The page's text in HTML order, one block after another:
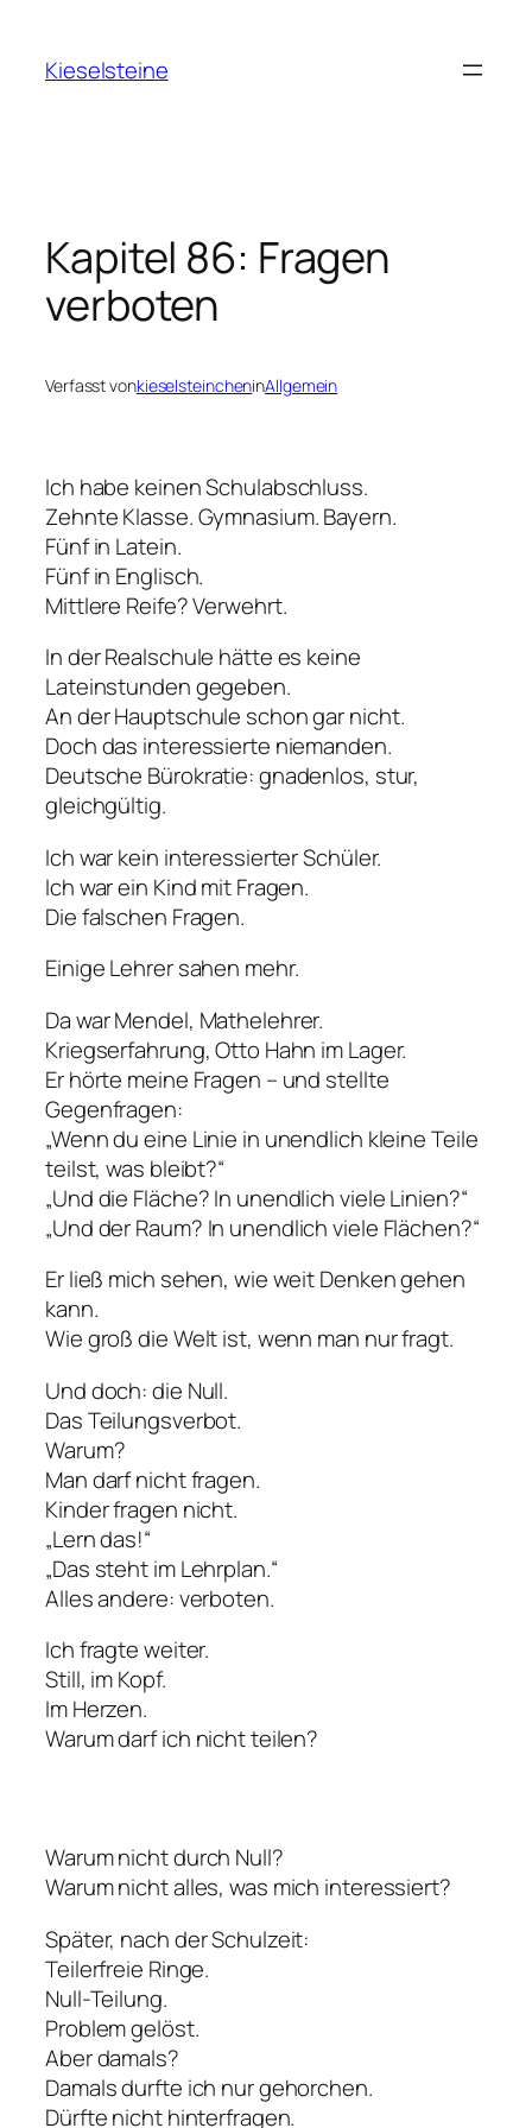
springen
Kieselsteine
Kapitel 86: Fragen
verboten
Verfasst vonkieselsteincheninAllgemein
Ich habe keinen Schulabschluss.
Zehnte Klasse. Gymnasium. Bayern.
Fünf in Latein.
Fünf in Englisch.
Mittlere Reife? Verwehrt.
In der Realschule hätte es keine
Lateinstunden gegeben.
An der Hauptschule schon gar nicht.
Doch das interessierte niemanden.
Deutsche Bürokratie: gnadenlos, stur,
gleichgültig.
Ich war kein interessierter Schüler.
Ich war ein Kind mit Fragen.
Die falschen Fragen.
Einige Lehrer sahen mehr.
Da war Mendel, Mathelehrer.
Kriegserfahrung, Otto Hahn im Lager.
Er hörte meine Fragen – und stellte
Gegenfragen:
„Wenn du eine Linie in unendlich kleine Teile
teilst, was bleibt?“
„Und die Fläche? In unendlich viele Linien?“
„Und der Raum? In unendlich viele Flächen?“
Er ließ mich sehen, wie weit Denken gehen
kann.
Wie groß die Welt ist, wenn man nur fragt.
Und doch: die Null.
Das Teilungsverbot.
Warum?
Man darf nicht fragen.
Kinder fragen nicht.
„Lern das!“
„Das steht im Lehrplan.“
Alles andere: verboten.
Ich fragte weiter.
Still, im Kopf.
Im Herzen.
Warum darf ich nicht teilen?
Warum nicht durch Null?
Warum nicht alles, was mich interessiert?
Später, nach der Schulzeit:
Teilerfreie Ringe.
Null-Teilung.
Problem gelöst.
Aber damals?
Damals durfte ich nur gehorchen.
Dürfte nicht hinterfragen.